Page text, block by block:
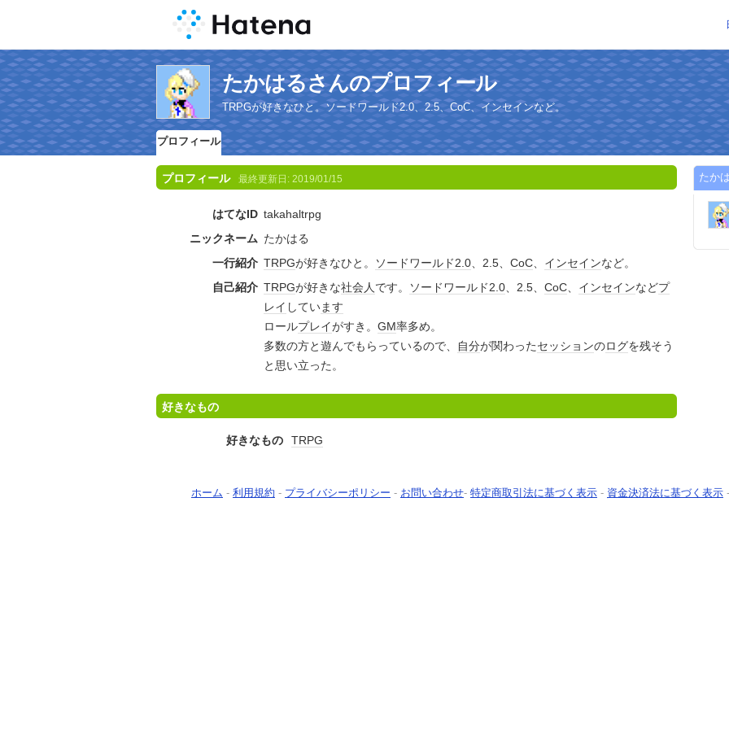
たかはるさんのプロフィール
TRPGが好きなひと。ソードワールド2.0、2.5、CoC、インセインなど。
プロフィール
プロフィール 最終更新日: 2019/01/15
はてなID takahaltrpg
ニックネーム たかはる
一行紹介 TRPGが好きなひと。 ソードワールド2.0、2.5、 CoC、 インセインなど。
自己紹介 TRPGが好きな社会人です。 ソードワールド2.0、2.5、 CoC、 インセインなどプ
レイ しています
ロールプレイがすき。 GM率多め。
多数の方と遊んでもらっているので、
自分が関わったセッションのログを残そう
と思い立った。
好きなもの
好きなもの TRPG
たか
ホーム - 利用規約 - プライバシーポリシー - お問い合わせ- 特定商取引法に基づく表示 - 資金決済法に基づく表示 -